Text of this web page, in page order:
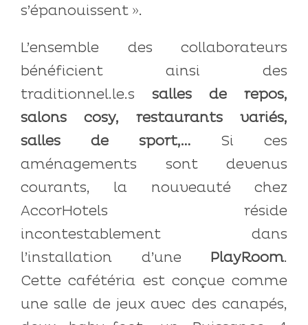
s’épanouissent ».
L’ensemble des collaborateurs
bénéficient ainsi des
traditionnel.le.s salles de repos,
salons cosy, restaurants variés,
salles de sport,… Si ces
aménagements sont devenus
courants, la nouveauté chez
AccorHotels réside
incontestablement dans
l’installation d’une PlayRoom.
Cette cafétéria est conçue comme
une salle de jeux avec des canapés,